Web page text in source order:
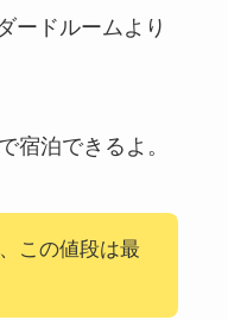
ードルームより
宿泊できるよ。
この値段は最